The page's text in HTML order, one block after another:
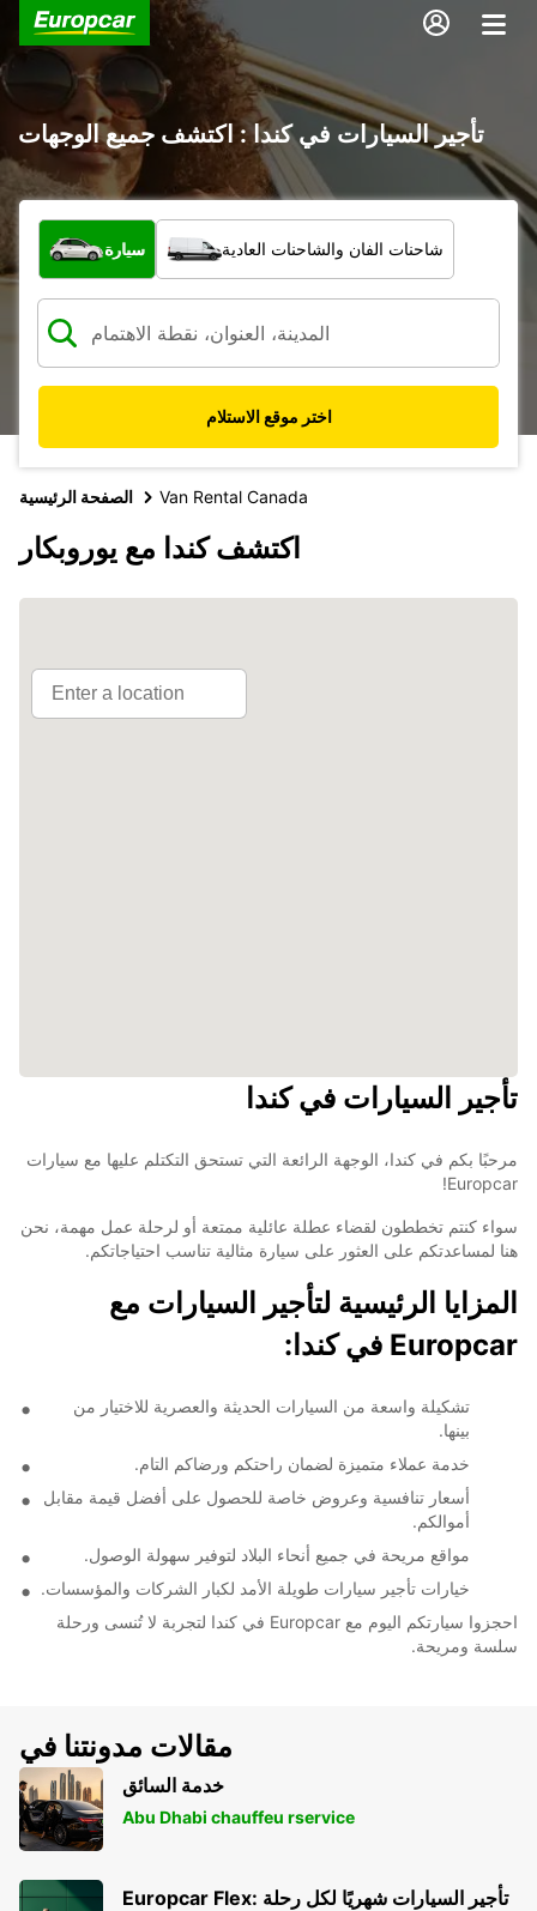
تأجير السيارات في كندا : اكتشف جميع الوجهات
ما نوع المركبة؟
سيارة شاحنات الفان والشاحنات العادية
اختر موقع الاستلام
الصفحة الرئيسية Van Rental Canada
اكتشف كندا مع يوروبكار
تأجير السيارات في كندا
مرحبًا بكم في كندا، الوجهة الرائعة التي تستحق التكتلم عليها مع سيارات
Europcar!
سواء كنتم تخططون لقضاء عطلة عائلية ممتعة أو لرحلة عمل مهمة، نحن
هنا لمساعدتكم على العثور على سيارة مثالية تناسب احتياجاتكم.
المزايا الرئيسية لتأجير السيارات مع
Europcar في كندا:
تشكيلة واسعة من السيارات الحديثة والعصرية للاختيار من
بينها.
خدمة عملاء متميزة لضمان راحتكم ورضاكم التام.
أسعار تنافسية وعروض خاصة للحصول على أفضل قيمة مقابل
أموالكم.
مواقع مريحة في جميع أنحاء البلاد لتوفير سهولة الوصول.
خيارات تأجير سيارات طويلة الأمد لكبار الشركات والمؤسسات.
احجزوا سيارتكم اليوم مع Europcar في كندا لتجربة لا تُنسى ورحلة
سلسة ومريحة.
مقالات مدونتنا في
خدمة السائق
Abu Dhabi chauffeu rservice
Europcar Flex: تأجير السيارات شهريًا لكل رحلة